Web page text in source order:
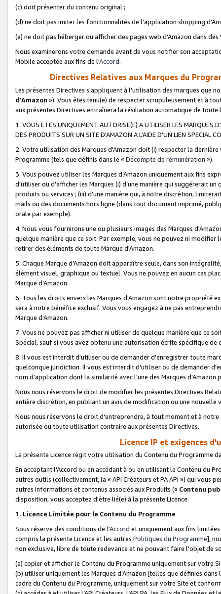
(c) doit présenter du contenu original ;
(d) ne doit pas imiter les fonctionnalités de l'application shopping
(e) ne doit pas héberger ou afficher des pages web d'Amazon dans
Nous examinerons votre demande avant de vous notifier son
Mobile acceptée aux fins de l'Accord.
Directives Relatives aux Marques du
Les présentes Directives s'appliquent à l'utilisation des marques que
d'Amazon »). Vous êtes tenu(e) de respecter scrupuleusement et à
aux présentes Directives entraînera la résiliation automatique de
1. VOUS ETES UNIQUEMENT AUTORISE(E) A UTILISER LES MARQUES
DES PRODUITS SUR UN SITE D'AMAZON A L'AIDE D'UN LIEN SPECIAL
2. Votre utilisation des Marques d'Amazon doit (i) respecter la
Programme (tels que définis dans le « Décompte de rémunération »).
3. Vous pouvez utiliser les Marques d'Amazon uniquement aux fins
d'utiliser ou d'afficher les Marques (i) d’une manière qui suggérerait
produits ou services ; (iii) d’une manière qui, à notre discrétion,
mails ou des documents hors ligne (dans tout document imprimé,
orale par exemple).
4. Nous vous fournirons une ou plusieurs images des Marques
quelque manière que ce soit. Par exemple, vous ne pouvez ni
retirer des éléments de toute Marque d'Amazon.
5. Chaque Marque d'Amazon doit apparaître seule, dans son
élément visuel, graphique ou textuel. Vous ne pouvez en aucun cas
Marque d'Amazon.
6. Tous les droits envers les Marques d'Amazon sont notre propriété
sera à notre bénéfice exclusif. Vous vous engagez à ne pas
Marque d'Amazon.
7. Vous ne pouvez pas afficher ni utiliser de quelque manière que ce
Spécial, sauf si vous avez obtenu une autorisation écrite spécifique de
8. Il vous est interdit d'utiliser ou de demander d'enregistrer toute
quelconque juridiction. Il vous est interdit d'utiliser ou de demander
nom d'application dont la similarité avec l'une des Marques
Nous nous réservons le droit de modifier les présentes Directives
entière discrétion, en publiant un avis de modification ou une nouvelle
Nous nous réservons le droit d'entreprendre, à tout moment et à
autorisée ou toute utilisation contraire aux présentes Directives.
Licence IP et exigences
La présente Licence régit votre utilisation du Contenu du Programme
En acceptant l'Accord ou en accédant à ou en utilisant le Contenu du
autres outils (collectivement, la « API Créateurs et PA API ») qui vous
autres informations et contenus associés aux Produits (« Contenu
disposition, vous acceptez d'être lié(e) à la présente Licence.
1. Licence Limitée pour le Contenu du Programme
Sous réserve des conditions de l'Accord et uniquement aux fins
compris la présente Licence et les autres Politiques du Programme],
non exclusive, libre de toute redevance et ne pouvant faire l'objet de
(a) copier et afficher le Contenu du Programme uniquement sur votre
(b) utiliser uniquement les Marques d'Amazon [telles que définies dans
cadre du Contenu du Programme, uniquement sur votre Site et